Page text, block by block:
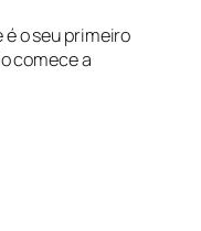
é o seu primeiro
comece a